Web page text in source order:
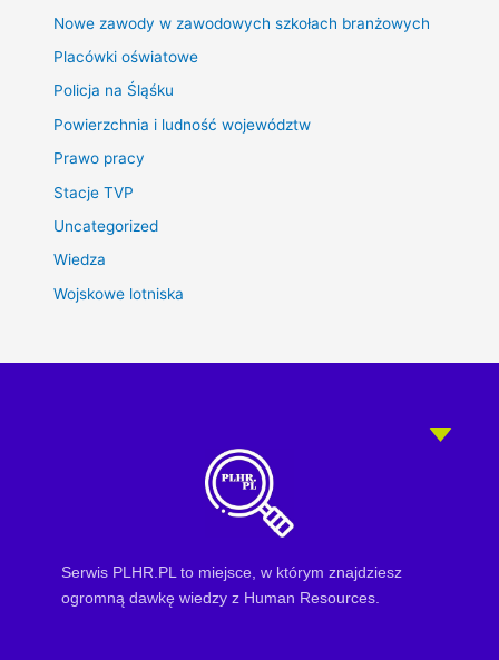
Nowe zawody w zawodowych szkołach branżowych
Placówki oświatowe
Policja na Śląśku
Powierzchnia i ludność województw
Prawo pracy
Stacje TVP
Uncategorized
Wiedza
Wojskowe lotniska
Serwis PLHR.PL to miejsce, w którym znajdziesz
ogromną dawkę wiedzy z Human Resources.